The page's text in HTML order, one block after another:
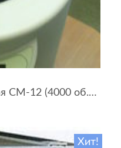
Центрифуга лабораторная СМ-12 (4000 об.мин, 12 пробирок)
Хит!